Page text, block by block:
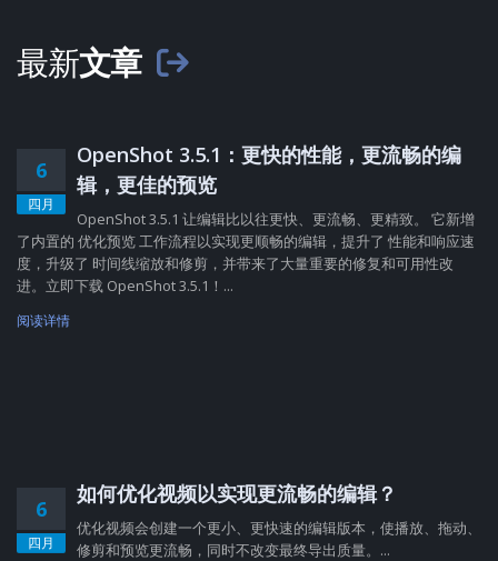
最新文章
6
四月
OpenShot 3.5.1：更快的性能，更流畅的编
辑，更佳的预览
OpenShot 3.5.1 让编辑比以往更快、更流畅、更精致。 它新增
了内置的 优化预览 工作流程以实现更顺畅的编辑，提升了 性能和响应速
度，升级了 时间线缩放和修剪，并带来了大量重要的修复和可用性改
进。立即下载 OpenShot 3.5.1！...
阅读详情
6
四月
如何优化视频以实现更流畅的编辑？
优化视频会创建一个更小、更快速的编辑版本，使播放、拖动、
修剪和预览更流畅，同时不改变最终导出质量。...